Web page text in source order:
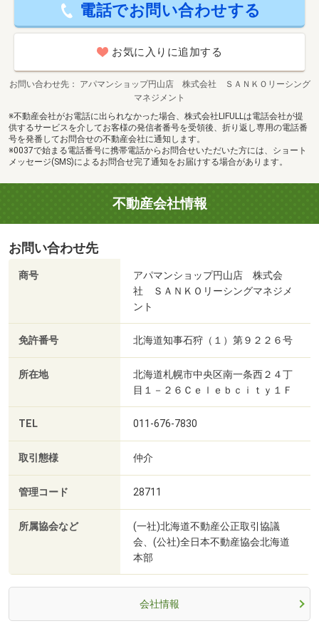
電話でお問い合わせする
お気に入りに追加する
お問い合わせ先
アパマンショップ円山店 株式会社 ＳＡＮＫＯリーシング
マネジメント
※不動産会社がお電話に出られなかった場合、株式会社LIFULLは電話会社が提
供するサービスを介してお客様の発信者番号を受領後、折り返し専用の電話番
号を発番してお問合せの不動産会社に通知します。
※0037で始まる電話番号に携帯電話からお問合せいただいた方には、ショート
メッセージ(SMS)によるお問合せ完了通知をお届けする場合があります。
不動産会社情報
お問い合わせ先
商号
アパマンショップ円山店 株式会
社 ＳＡＮＫＯリーシングマネジメ
ント
免許番号 北海道知事石狩（１）第９２２６号
所在地
北海道札幌市中央区南一条西２４丁
目１－２６Ｃｅｌｅｂｃｉｔｙ１Ｆ
TEL 011-676-7830
取引態様 仲介
管理コード 28711
所属協会など
(一社)北海道不動産公正取引協議
会、(公社)全日本不動産協会北海道
本部
会社情報